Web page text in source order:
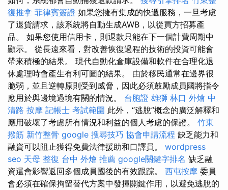
復推拿 菲律賓簽證 如果您擁有集成的快遞服務，一旦考慮
了退貨請求，該系統將自動生成AWB，以從買方招募產
品。 如果您使用信用卡，則退款只能在下一個計費周期中
顯示。 從長遠來看，對改善恢復過程的技術的投資可能會
帶來積極的結果。 現代自動化倉庫設備和軟件在合理化退
休處理時會產生有利可圖的結果。 由於移民通常在邊界很
脆弱，並且逆轉原則受到威脅，因此必須鼓勵成員國將指令
應用於與邊境過境有關的情況。 台胞證 雄獅 林口 外燴 中
清路 按摩 記帳士 考試範圍 此外，“逃脫”概念的廣泛解釋和
應用破壞了考慮所有情況和利益的個人考慮的保證。 竹東
撥筋 新竹整骨 google 搜尋技巧 協會申請流程 缺乏能力和
融資可以阻止獲得免費法律援助和口譯員。 wordpress
seo 天母 整復 台中 外燴 推薦 google關鍵字排名 缺乏融
資還會影響返回多個成員國後的有效跟踪。 西屯按摩 委員
會必須在確保拘留替代方案中發揮關鍵作用，以避免逃脫的